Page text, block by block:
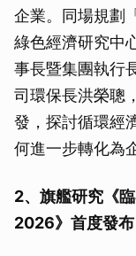
企業。同場規劃
綠色經濟研究中
事長暨集團執行
司環保長洪榮聰
發，探討循環經
何進一步轉化為
2、旗艦研究《
2026》首度發布